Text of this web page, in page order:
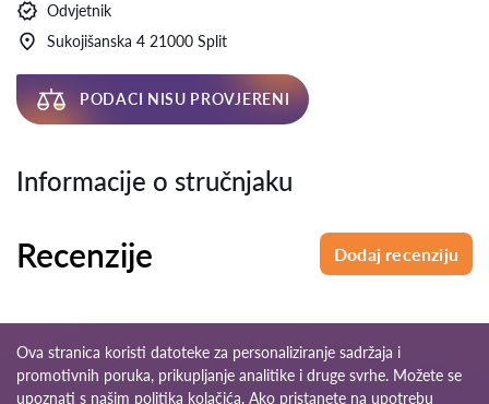
Odvjetnik
Sukojišanska 4 21000 Split
PODACI NISU PROVJERENI
Informacije o stručnjaku
Recenzije Dodaj recenziju
Ova stranica koristi datoteke za personaliziranje sadržaja i
promotivnih poruka, prikupljanje analitike i druge svrhe. Možete se
upoznati s našim politika kolačića. Ako pristanete na upotrebu